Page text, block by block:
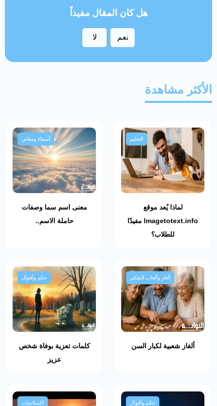
هل كان المقال مفيداً
نعم لا
الأكثر مشاهدة
التعليم
لماذا يُعد موقع
Imagetotext.info مفيدًا
للطلاب؟
أسماء ومعاني
معنى اسم سما وصفات
حاملة الاسم..
ألغاز وألعاب التفكير
ألغاز شعبية لكبار السن
حكم وأقوال
كلمات تعزية بوفاة شخص
عزيز
حكم وأقوال الإسلاميات